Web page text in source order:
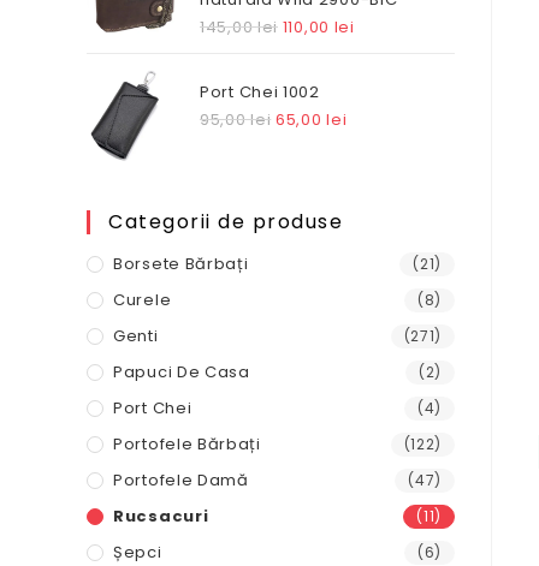
145,00lei Prețul
a
fost:
110,00 lei
Port Chei 1002
95,00lei Prețul
fost:
65,00lei
Categorii de produse
Borsete Bărbați (21)
Curele (8)
Genti (271)
Papuci De Casa (2)
Port Chei (4)
Portofele Bărbați (122)
Portofele Damă (47)
Rucsacuri (11)
Șepci (6)